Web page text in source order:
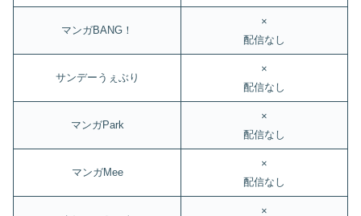
マンガBANG！
×
配信なし
サンデーうぇぶり
×
配信なし
マンガPark
×
配信なし
マンガMee
×
配信なし
×